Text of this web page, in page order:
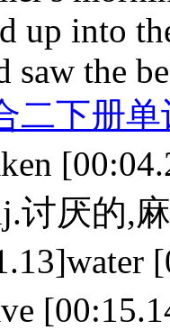
up into
saw the
二下册单
讨厌的,